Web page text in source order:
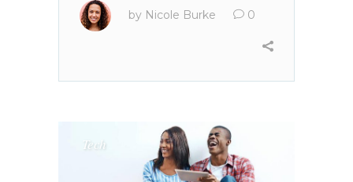
by Nicole Burke 0
Tech